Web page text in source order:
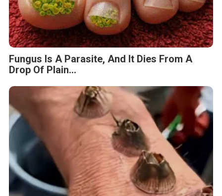
Fungus Is A Parasite, And It Dies From A
Drop Of Plain...